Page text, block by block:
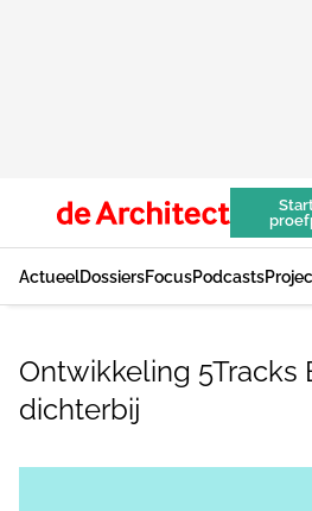
ActueelDossiersFocusPodcasts
Ontwikkeling 5Tracks
dichterbij